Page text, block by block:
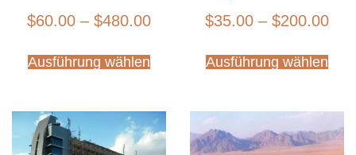
$60.00 – $480.00
Ausführung wählen
$35.00 – $200.00
Ausführung wählen